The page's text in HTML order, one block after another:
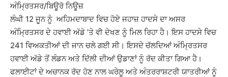
ਅੰਮਿ੍ਰਤਸਰ/ਬਿਊਰੋ ਨਿਊਜ਼
ਲੰਘੀ 12 ਜੂਨ ਨੂੰ ਅਹਿਮਦਾਬਾਦ ਵਿਚ ਹੋਏ ਜਹਾਜ਼ ਹਾਦਸੇ ਦਾ ਅਸਰ
ਅੰਮਿ੍ਰਤਸਰ ਦੇ ਹਵਾਈ ਅੱਡੇ ’ਤੇ ਵੀ ਦੇਖਣ ਨੂੰ ਮਿਲ ਰਿਹਾ ਹੈ। ਇਸ ਹਾਦਸੇ ਵਿਚ
241 ਵਿਅਕਤੀਆਂ ਦੀ ਜਾਨ ਚਲੇ ਗਈ ਸੀ। ਇਸਦੇ ਚੱਲਦਿਆਂ ਅੰਮਿ੍ਰਤਸਰ
ਹਵਾਈ ਅੱਡੇ ਤੋਂ ਲੰਡਨ ਅਤੇ ਦਿੱਲੀ ਦੀਆਂ ਉਡਾਣਾਂ ਨੂੰ ਰੱਦ ਕੀਤਾ ਗਿਆ ਹੈ।
ਫਲਾਈਟਾਂ ਦੇ ਅਚਾਨਕ ਰੱਦ ਹੋਣ ਨਾਲ ਘਰੇਲੂ ਅਤੇ ਅੰਤਰਰਾਸ਼ਟਰੀ ਯਾਤਰੀਆਂ ਨੂੰ